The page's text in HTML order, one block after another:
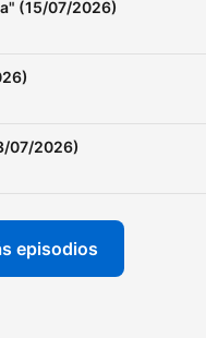
(15/07/2026)
07/2026)
episodios